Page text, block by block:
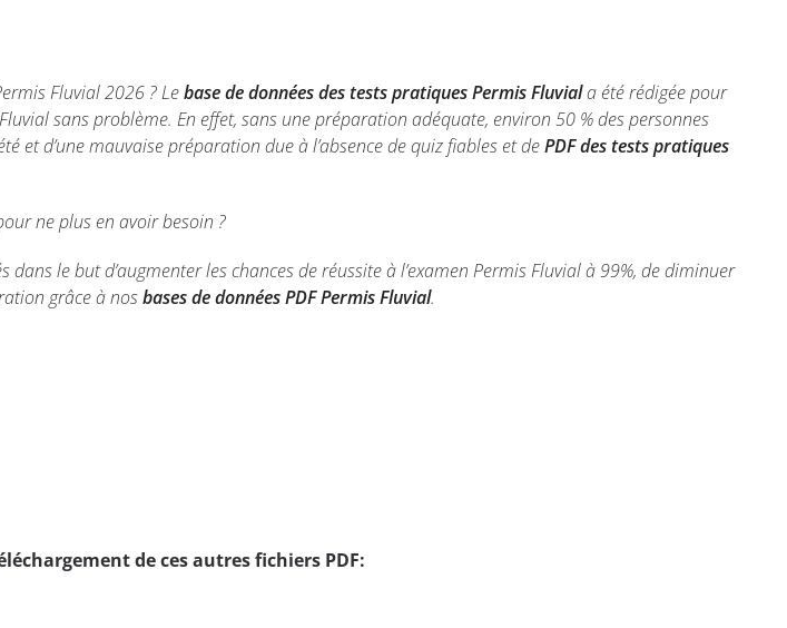
Fluvial 2026 ? Lebase de données des tests pratiques Permis Fluviala été rédigée pour
sans problème. En effet, sans une préparation adéquate, environ 50 % des personnes
et d’une mauvaise préparation due à l’absence de quiz fiables et dePDF des tests pratiques
ne plus en avoir besoin ?
le but d’augmenter les chances de réussite à l’examen Permis Fluvial à 99%, de diminuer
grâce à nosbases de données PDF Permis Fluvial.
de ces autres fichiers PDF: